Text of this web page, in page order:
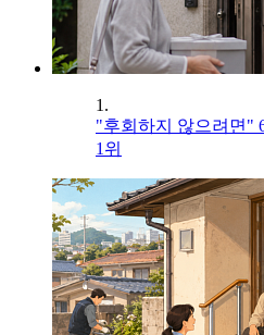
1.
"후회하지 않으려면"
1위